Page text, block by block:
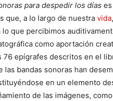
para despedir los días
que, a lo largo de nuestra vida
lo que percibimos
como aportación
76 epígrafes descritos en el
las bandas sonoras han
en un elemento
de las imágenes,